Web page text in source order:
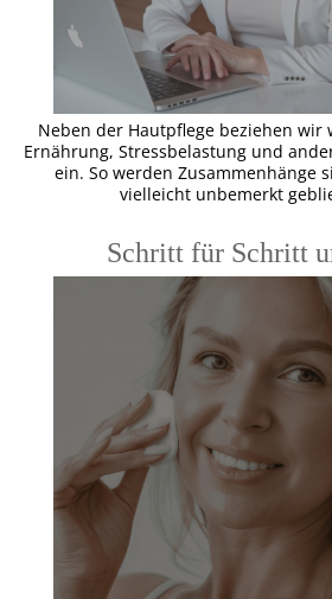
Neben der Hautpflege beziehen wir
Ernährung, Stressbelastung und
ein. So werden Zusammenhänge
vielleicht unbemerkt
Schritt für Schritt